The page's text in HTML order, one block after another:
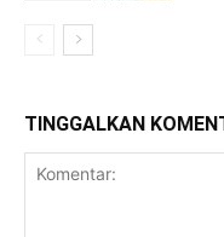
TINGGALKAN